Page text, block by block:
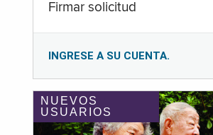
Firmar solicitud
INGRESE A SU CUENTA.
NUEVOS
USUARIOS